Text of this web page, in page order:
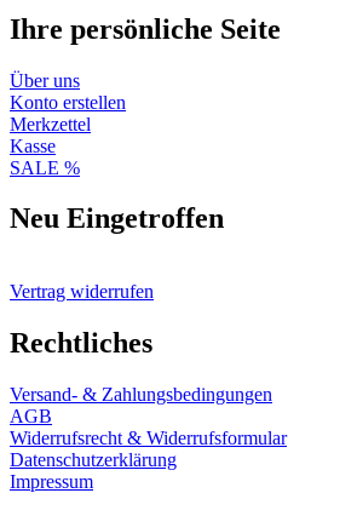
Ihre persönliche Seite
Über uns
Konto erstellen
Merkzettel
Kasse
SALE %
Neu Eingetroffen
Vertrag widerrufen
Rechtliches
Versand- & Zahlungsbedingungen
AGB
Widerrufsrecht & Widerrufsformular
Datenschutzerklärung
Impressum